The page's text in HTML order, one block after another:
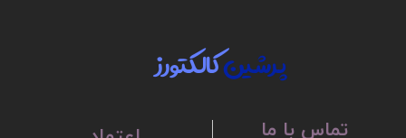
پرشینکالکتورز
تماس با ما